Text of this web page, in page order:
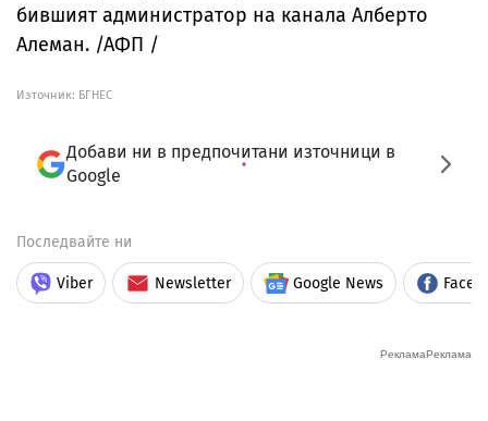
бившият администратор на канала Алберто
Алеман. /АФП /
Източник: БГНЕС
Добави ни в предпочитани източници в
Google
Последвайте ни
Viber Newsletter Google News